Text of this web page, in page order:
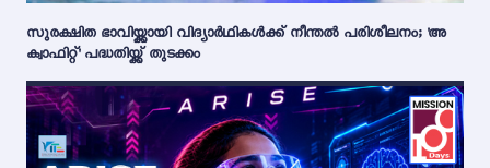
സുരക്ഷിത ഭാവിയ്ക്കായി വിദ്യാർഥികൾക്ക് നീന്തൽ പരിശീലനം; 'അ
ക്വാഫിറ്റ്' പദ്ധതിയ്ക്ക് തുടക്കം